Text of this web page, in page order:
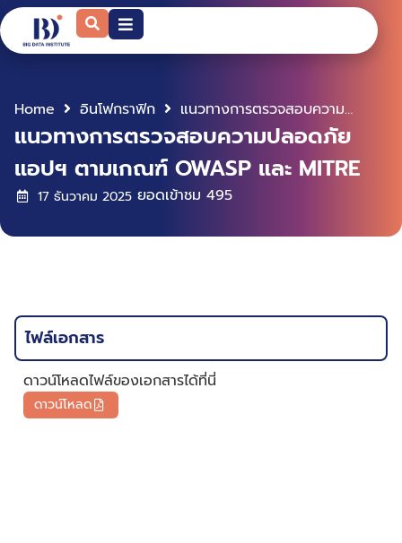
Home อินโฟกราฟิก แนวทางการตรวจสอบความปลอดภัยแอปฯ ตามเกณฑ์ OWASP และ MITRE
แนวทางการตรวจสอบความปลอดภัย
แอปฯ ตามเกณฑ์ OWASP และ MITRE
17 ธันวาคม 2025 ยอดเข้าชม 495
ไฟล์เอกสาร
ดาวน์โหลดไฟล์ของเอกสารได้ที่นี่
ดาวน์โหลด